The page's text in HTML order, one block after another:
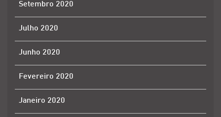
Setembro 2020
Julho 2020
Junho 2020
Fevereiro 2020
Janeiro 2020